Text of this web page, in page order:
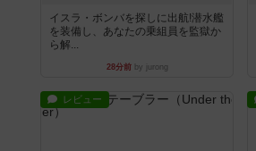
イスラ・ボンバを探しに出航!潜水艦
を装備し、あなたの乗組員を監獄か
ら解...
28分前by jurong
レビュー